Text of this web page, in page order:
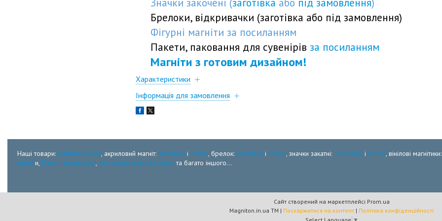
Брелоки, відкривачки (заготівка або під замовлення)
Фігурні магніти за посиланням
Пакети, паковання для сувенірів за посиланням
Магніти з готовим дизайном!
Характеристики
Інформація для замовлення
Наші товари: магнітний вініл, акриловий магніт: заготівка і готові, брелок: заготівка і готові, значки закатні: заготівка і готові, вінілові магнітики:
магніти, Пакети пакувальні, фотопапір и крейдована та багато іншого...
Сайт створений на маркетплейсі Prom.ua
Magniton.in.ua ТМ | Поскаржитися на контент | Політика конфіденційності